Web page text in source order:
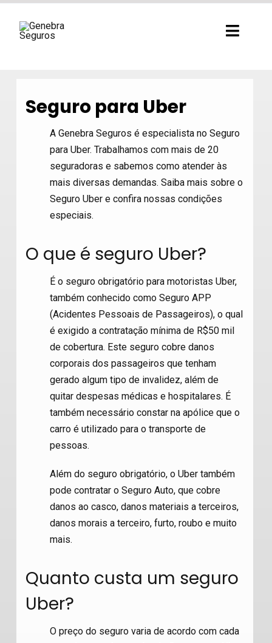
Seguro para Uber
A Genebra Seguros é especialista no Seguro
para Uber. Trabalhamos com mais de 20
seguradoras e sabemos como atender às
mais diversas demandas. Saiba mais sobre o
Seguro Uber e confira nossas condições
especiais.
O que é seguro Uber?
É o seguro obrigatório para motoristas Uber,
também conhecido como Seguro APP
(Acidentes Pessoais de Passageiros), o qual
é exigido a contratação mínima de R$50 mil
de cobertura. Este seguro cobre danos
corporais dos passageiros que tenham
gerado algum tipo de invalidez, além de
quitar despesas médicas e hospitalares. É
também necessário constar na apólice que o
carro é utilizado para o transporte de
pessoas.
Além do seguro obrigatório, o Uber também
pode contratar o Seguro Auto, que cobre
danos ao casco, danos materiais a terceiros,
danos morais a terceiro, furto, roubo e muito
mais.
Quanto custa um seguro
Uber?
O preço do seguro varia de acordo com cada